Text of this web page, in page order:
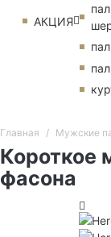
АКЦИЯ
Главная Мужские
Короткое
фасона